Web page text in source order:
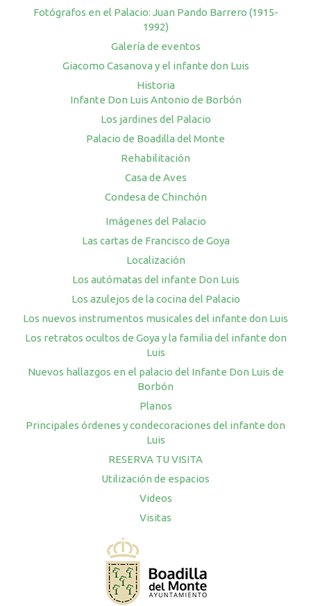
Fotógrafos en el Palacio: Juan Pando Barrero (1915-
1992)
Galería de eventos
Giacomo Casanova y el infante don Luis
Historia
Infante Don Luis Antonio de Borbón
Los jardines del Palacio
Palacio de Boadilla del Monte
Rehabilitación
Casa de Aves
Condesa de Chinchón
Imágenes del Palacio
Las cartas de Francisco de Goya
Localización
Los autómatas del infante Don Luis
Los azulejos de la cocina del Palacio
Los nuevos instrumentos musicales del infante don Luis
Los retratos ocultos de Goya y la familia del infante don
Luis
Nuevos hallazgos en el palacio del Infante Don Luis de
Borbón
Planos
Principales órdenes y condecoraciones del infante don
Luis
RESERVA TU VISITA
Utilización de espacios
Videos
Visitas